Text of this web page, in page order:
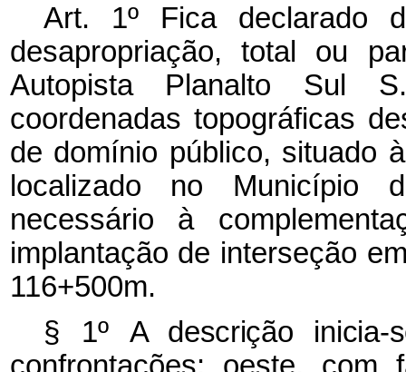
Art. 1º Fica declarado
desapropriação, total ou
Autopista Planalto Sul
coordenadas topográficas
de domínio público, situado
localizado no Município
necessário à
implantação de interseção
116+500m.
§ 1º A descrição